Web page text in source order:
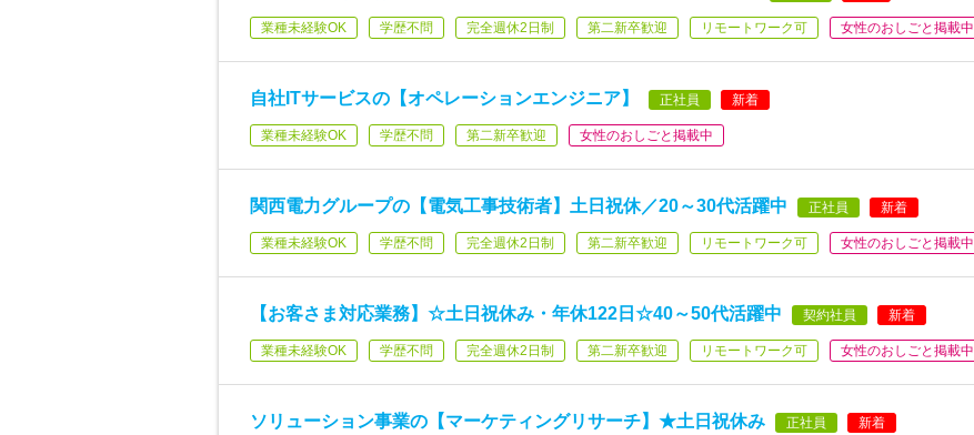
業種未経験OK 学歴不問 完全週休2日制 第二新卒歓迎 リモートワーク可 女性のおしごと掲載中
自社ITサービスの【オペレーションエンジニア】 正社員 新着
業種未経験OK 学歴不問 第二新卒歓迎 女性のおしごと掲載中
関西電力グループの【電気工事技術者】土日祝休／20～30代活躍中 正社員 新着
業種未経験OK 学歴不問 完全週休2日制 第二新卒歓迎 リモートワーク可 女性のおしごと掲載中
【お客さま対応業務】☆土日祝休み・年休122日☆40～50代活躍中 契約社員 新着
業種未経験OK 学歴不問 完全週休2日制 第二新卒歓迎 リモートワーク可 女性のおしごと掲載中
ソリューション事業の【マーケティングリサーチ】★土日祝休み 正社員 新着